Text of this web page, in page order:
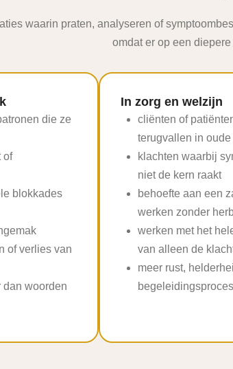
waarin praten, analyseren of
omdat er op een
die ze
of
blokkades
of verlies van
dan woorden
In zorg en welzijn
cliënten of
terugvallen in oude
klachten waarbij
niet de kern raakt
behoefte aan een
werken zonder
werken met het
van alleen de
meer rust,
begeleidingsproces